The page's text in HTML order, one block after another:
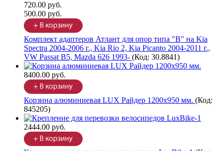
720.00 руб.
500.00 руб.
Комплект адаптеров Атлант для опор типа "В" на Kia
Spectra 2004-2006 г., Kia Rio 2, Kia Picanto 2004-2011 г.,
VW Passat B5, Mazda 626 1993- (Код: 30.8841)
8400.00 руб.
Корзина алюминиевая LUX Райдер 1200х950 мм. (Код:
845205)
2444.00 руб.